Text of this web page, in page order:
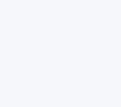
данных